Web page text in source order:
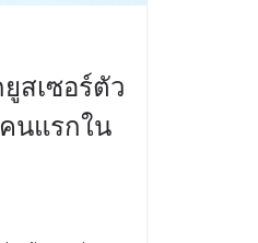
สเซอร์ตัว
นแรกใน